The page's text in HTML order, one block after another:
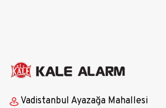
Vadistanbul Ayazağa Mahallesi